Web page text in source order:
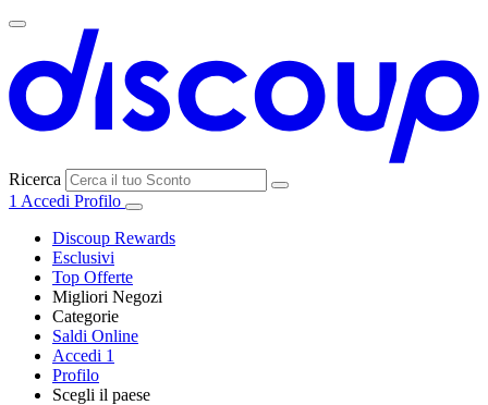
Ricerca
1 Accedi Profilo
Discoup Rewards
Esclusivi
Top Offerte
Migliori Negozi
SHEIN
Categorie
Elettronica e
Saldi Online
Accedi 1
Profilo
Scegli il paese